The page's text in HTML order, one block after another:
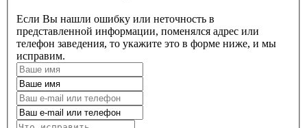
Если Вы нашли ошибку или неточность в
представленной информации, поменялся адрес или
телефон заведения, то укажите это в форме ниже, и мы
исправим.